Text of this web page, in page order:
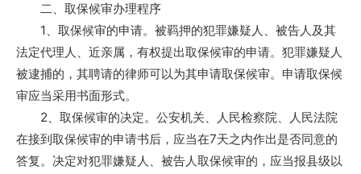
二、取保候审办理程序
1、取保候审的申请。被羁押的犯罪嫌疑人、被告人及其
法定代理人、近亲属，有权提出取保候审的申请。犯罪嫌疑人
被逮捕的，其聘请的律师可以为其申请取保候审。申请取保候
审应当采用书面形式。
2、取保候审的决定。公安机关、人民检察院、人民法院
在接到取保候审的申请书后，应当在7天之内作出是否同意的
答复。决定对犯罪嫌疑人、被告人取保候审的，应当报县级以